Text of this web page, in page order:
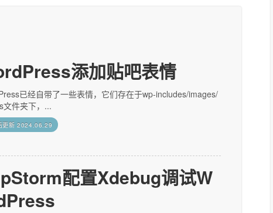
添加贴吧表情
已经自带了一些表情，它们存在于wp-includes/images/
文件夹下，...
更新2024.06.29
配置Xdebug调试W